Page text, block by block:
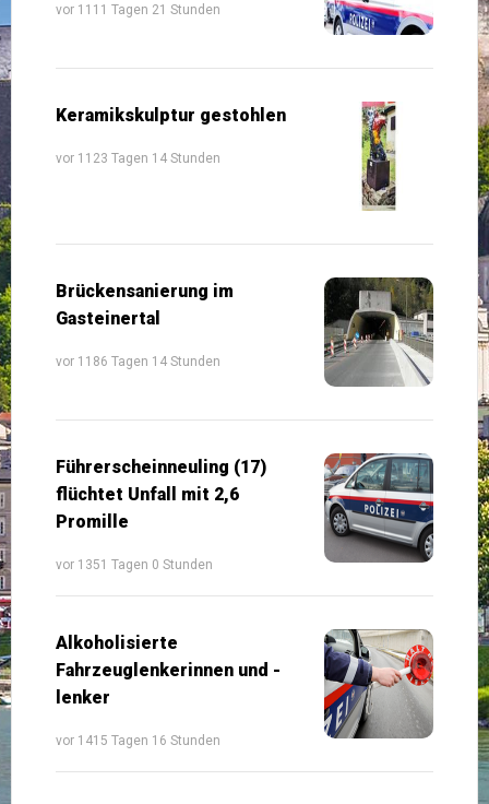
vor 1111 Tagen 21 Stunden
Keramikskulptur gestohlen
vor 1123 Tagen 14 Stunden
Brückensanierung im
Gasteinertal
vor 1186 Tagen 14 Stunden
Führerscheinneuling (17)
flüchtet Unfall mit 2,6
Promille
vor 1351 Tagen 0 Stunden
Alkoholisierte
Fahrzeuglenkerinnen und -
lenker
vor 1415 Tagen 16 Stunden